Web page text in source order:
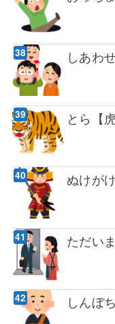
しあわ
とら【
ぬけが
ただい
しんぼ